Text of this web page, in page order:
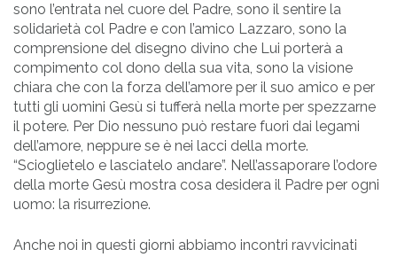
sono l’entrata nel cuore del Padre, sono il sentire la
solidarietà col Padre e con l’amico Lazzaro, sono la
comprensione del disegno divino che Lui porterà a
compimento col dono della sua vita, sono la visione
chiara che con la forza dell’amore per il suo amico e per
tutti gli uomini Gesù si tufferà nella morte per spezzarne
il potere. Per Dio nessuno può restare fuori dai legami
dell’amore, neppure se è nei lacci della morte.
“Scioglietelo e lasciatelo andare”. Nell’assaporare l’odore
della morte Gesù mostra cosa desidera il Padre per ogni
uomo: la risurrezione.
Anche noi in questi giorni abbiamo incontri ravvicinati